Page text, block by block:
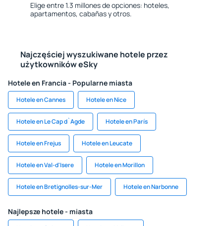
Elige entre 1.3 millones de opciones: hoteles,
apartamentos, cabañas y otros.
Najczęściej wyszukiwane hotele przez
użytkowników eSky
Hotele en Francia - Popularne miasta
Hotele en Cannes Hotele en Nice
Hotele en Le Cap d`Agde Hotele en París
Hotele en Frejus Hotele en Leucate
Hotele en Val-d'Isere Hotele en Morillon
Hotele en Bretignolles-sur-Mer Hotele en Narbonne
Najlepsze hotele - miasta